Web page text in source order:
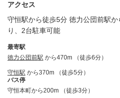
アクセス
守恒駅から徒歩5分 徳力公団前駅
り、2台駐車可能
最寄駅
徳力公団前駅 から470m （徒歩6分）
守恒駅 から370m （徒歩5分）
バス停
守恒本町から200m （徒歩3分）